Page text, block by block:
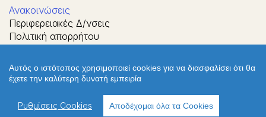
Ανακοινώσεις
Περιφερειακές Δ/νσεις
Πολιτική απορρήτου
Χρήσιμοι σύνδεσμοι
Επικοινωνία
Αυτός ο ιστότοπος χρησιμοποιεί cookies για να διασφαλίσει ότι θα
έχετε την καλύτερη δυνατή εμπειρία
Ρυθμίσεις Cookies Αποδέχομαι όλα τα Cookies